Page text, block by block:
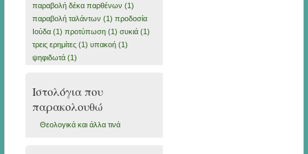
παραβολή δέκα παρθένων (1)
παραβολή ταλάντων (1) προδοσία
Ιούδα(1) προτύπωση(1) συκιά(1)
τρεις ερημίτες(1) υπακοή(1)
ψηφιδωτά(1)
Ιστολόγια που
παρακολουθώ
Θεολογικά και άλλα τινά